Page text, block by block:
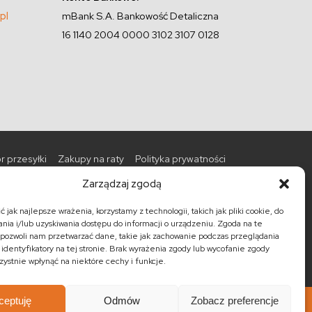
Zarządzaj zgodą
jak najlepsze wrażenia, korzystamy z technologii, takich jak pliki cookie, do
i/lub uzyskiwania dostępu do informacji o urządzeniu. Zgoda na te
nam przetwarzać dane, takie jak zachowanie podczas przeglądania
na tej stronie. Brak wyrażenia zgody lub wycofanie zgody
wpłynąć na niektóre cechy i funkcje.
Odmów Zobacz preferencje
mBank S.A. Bankowość Detaliczna
16 1140 2004 0000 3102 3107 0128
przesyłki Zakupy na raty
Polityka prywatności
Promocje Nowości
Barki kolonialne
Półki kolonialne
Regały kolonialne